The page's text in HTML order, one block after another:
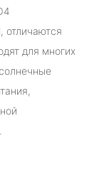
отличаются
для многих